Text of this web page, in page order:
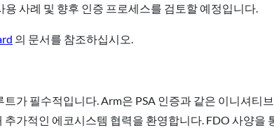
사례 및 향후 인증 프로세스를 검토할 예정입니다.
의 문서를 참조하십시오.
가 필수적입니다. Arm은 PSA 인증과 같은 이니셔티
가적인 에코시스템 협력을 환영합니다. FDO 사양을